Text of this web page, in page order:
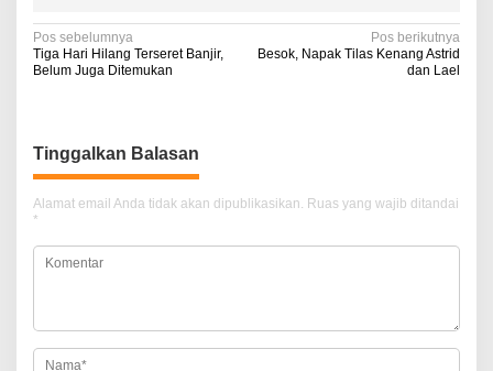
N
a
g
a
s
o
s
Pos sebelumnya
Tiga Hari Hilang Terseret Banjir,
Belum Juga Ditemukan
Pos berikutnya
Besok, Napak Tilas Kenang Astrid
dan Lael
Tinggalkan Balasan
Alamat email Anda tidak akan dipublikasikan. Ruas yang wajib ditandai
*